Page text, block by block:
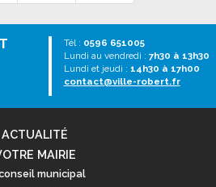
Tél : 0596 651005
Lundi au vendredi : 7h30 à 13h30
Lundi et jeudi : 14h30 à 17h00
contact@ville-robert.fr
ACTUALITÉ
MAIRIE
municipal